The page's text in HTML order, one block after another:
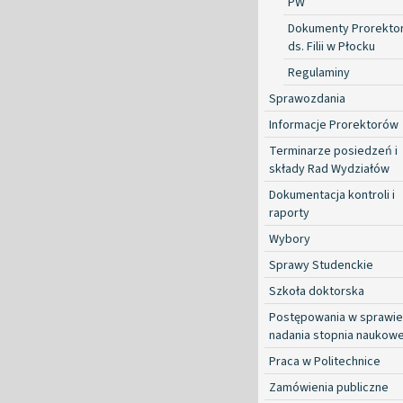
Dokumenty
ds. Filii w Płocku
Regulaminy
Sprawozdania
Informacje Prorektorów
Terminarze posiedzeń i
składy Rad Wydziałów
Dokumentacja kontroli i
raporty
Wybory
Sprawy Studenckie
Szkoła doktorska
Postępowania w sprawie
nadania stopnia
Praca w Politechnice
Zamówienia publiczne